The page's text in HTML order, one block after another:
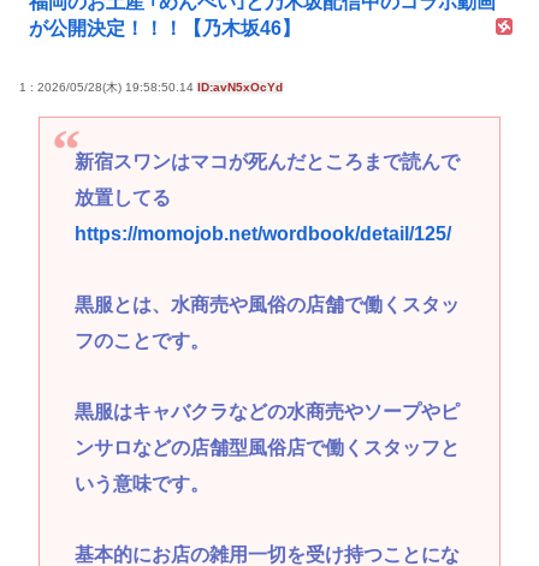
が公開決定！！！【乃木坂46】
1 : 2026/05/28(木) 19:58:50.14 ID:avN5xOcYd
新宿スワンはマコが死んだところまで読んで
放置してる
https://momojob.net/wordbook/detail/125/
黒服とは、水商売や風俗の店舗で働くスタッ
フのことです。
黒服はキャバクラなどの水商売やソープやピ
ンサロなどの店舗型風俗店で働くスタッフと
いう意味です。
基本的にお店の雑用一切を受け持つことにな